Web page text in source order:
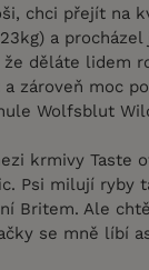
chci přejít na
a
děláte lidem
zároveň moc
Wolfsblut
krmivy Taste
Psi milují ryby
Britem. Ale
se mně líbí